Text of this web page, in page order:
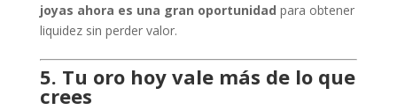
joyas ahora es una gran oportunidad para obtener
liquidez sin perder valor.
5. Tu oro hoy vale más de lo que
crees